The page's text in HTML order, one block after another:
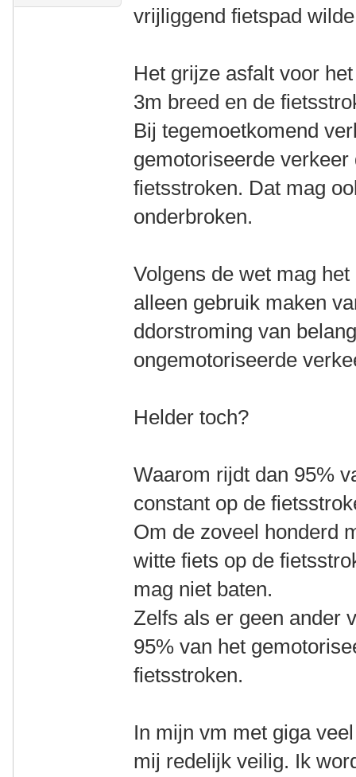
vrijliggend fietspad
Het grijze asfalt voor
3m breed en de
Bij tegemoetkomend
gemotoriseerde
fietsstroken. Dat mag
onderbroken.
Volgens de wet mag
alleen gebruik maken
ddorstroming van
ongemotoriseerde
Helder toch?
Waarom rijdt dan 95%
constant op de
Om de zoveel honderd
witte fiets op de
mag niet baten.
Zelfs als er geen ander
95% van het
fietsstroken.
In mijn vm met giga
mij redelijk veilig. Ik